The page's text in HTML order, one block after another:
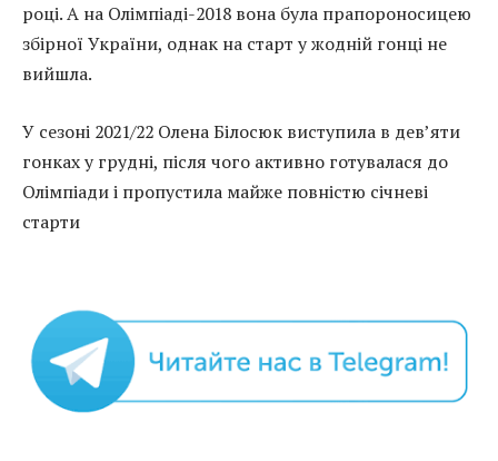
році. А на Олімпіаді-2018 вона була прапороносицею
збірної України, однак на старт у жодній гонці не
вийшла.
У сезоні 2021/22 Олена Білосюк виступила в дев’яти
гонках у грудні, після чого активно готувалася до
Олімпіади і пропустила майже повністю січневі
старти